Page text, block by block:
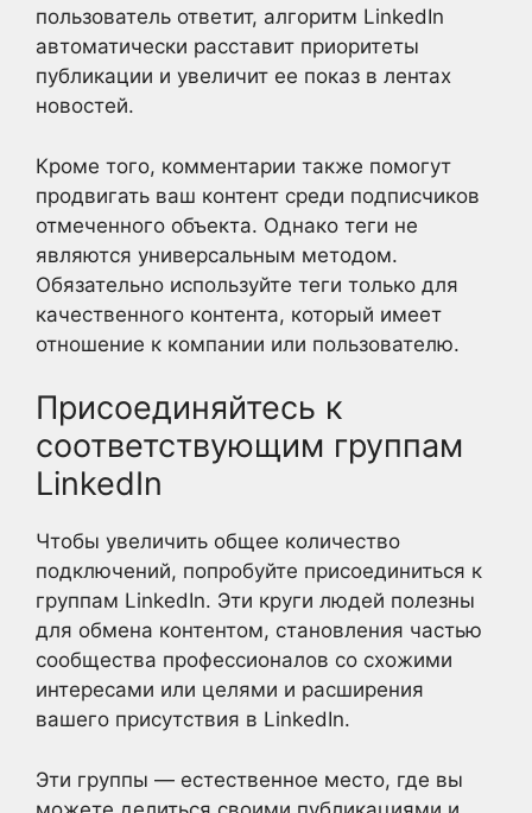
пользователь ответит, алгоритм LinkedIn
автоматически расставит приоритеты
публикации и увеличит ее показ в лентах
новостей.
Кроме того, комментарии также помогут
продвигать ваш контент среди подписчиков
отмеченного объекта. Однако теги не
являются универсальным методом.
Обязательно используйте теги только для
качественного контента, который имеет
отношение к компании или пользователю.
Присоединяйтесь к
соответствующим группам
LinkedIn
Чтобы увеличить общее количество
подключений, попробуйте присоединиться к
группам LinkedIn. Эти круги людей полезны
для обмена контентом, становления частью
сообщества профессионалов со схожими
интересами или целями и расширения
вашего присутствия в LinkedIn.
Эти группы — естественное место, где вы